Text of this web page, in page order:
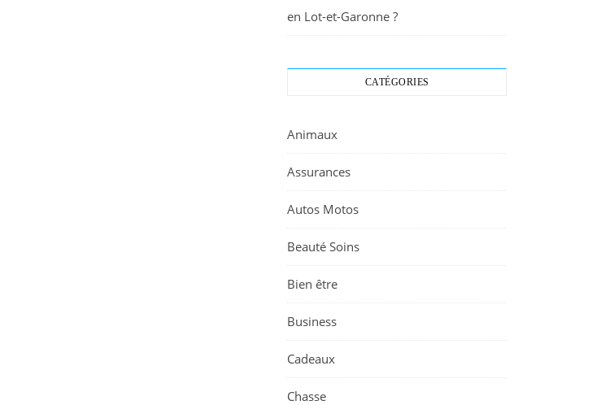
en Lot-et-Garonne ?
CATÉGORIES
Animaux
Assurances
Autos Motos
Beauté Soins
Bien être
Business
Cadeaux
Chasse